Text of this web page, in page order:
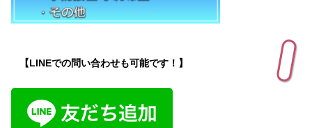
【LINEでの問い合わせも可能です！】